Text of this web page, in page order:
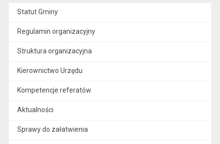
Statut Gminy
Regulamin organizacyjny
Struktura organizacyjna
Kierownictwo Urzędu
Kompetencje referatów
Aktualności
Sprawy do załatwienia